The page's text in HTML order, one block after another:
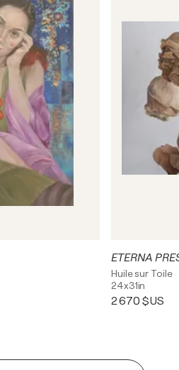
ETERNA
Huile sur Toile
24x31in
2 670 $US